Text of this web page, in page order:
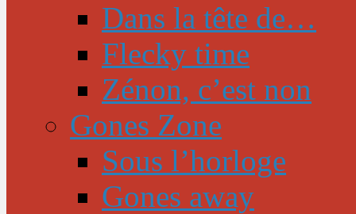
Dans la tête de…
Flecky time
Zénon, c’est non
Gones Zone
Sous l’horloge
Gones away